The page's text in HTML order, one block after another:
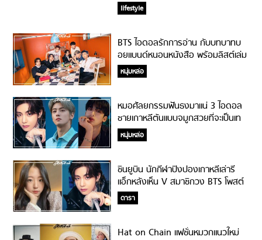
lifestyle
BTS ไอดอลรักการอ่าน กับบทบาทบ
อยแบนด์หนอนหนังสือ พร้อมลิสต์เล่ม
ที่ต้องตามไปตำ!
หนุ่มหล่อ
หมอศัลยกรรมฟันธงมาแน่ 3 ไอดอล
ชายเกาหลีต้นแบบจมูกสวยที่จะเป็นเท
รนด์ในปี 2022!
หนุ่มหล่อ
ชินยูบิน นักกีฬาปิงปองเกาหลีเล่ารี
แอ็กหลังเห็น V สมาชิกวง BTS โพสต์
เชียร์ช่วงโอลิมปิก!
ดารา
Hat on Chain แฟชั่นหมวกแนวใหม่